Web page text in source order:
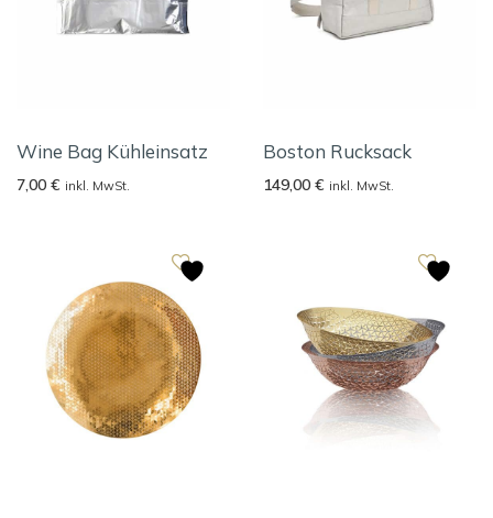
Wine Bag Kühleinsatz
7,00 € inkl. MwSt.
Boston Rucksack
149,00 € inkl. MwSt.